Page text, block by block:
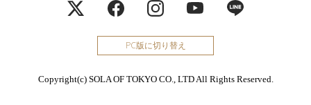
PC版に切り替え
Copyright(c) SOLA OF TOKYO CO., LTD All Rights Reserved.